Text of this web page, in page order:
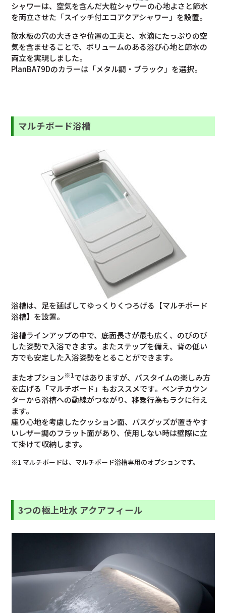
シャワーは、空気を含んだ大粒シャワーの心地よさと節水
を両立させた「スイッチ付エコアクアシャワー」を設置。
散水板の穴の大きさや位置の工夫と、水滴にたっぷりの空
気を含ませることで、ボリュームのある浴び心地と節水の
両立を実現しました。
PlanBA79Dのカラーは「メタル調・ブラック」を選択。
マルチボード浴槽
浴槽は、足を延ばしてゆっくりくつろげる【マルチボード
浴槽】を設置。
浴槽ラインアップの中で、底面長さが最も広く、のびのび
した姿勢で入浴できます。またステップを備え、背の低い
方でも安定した入浴姿勢をとることができます。
またオプション※1ではありますが、バスタイムの楽しみ方
を広げる「マルチボード」もおススメです。ベンチカウン
ターから浴槽への動線がつながり、移乗行為もラクに行え
ます。
座り心地を考慮したクッション面、バスグッズが置きやす
いレザー調のフラット面があり、使用しない時は壁際に立
て掛けて収納します。
※1 マルチボードは、マルチボード浴槽専用のオプションです。
3つの極上吐水 アクアフィール